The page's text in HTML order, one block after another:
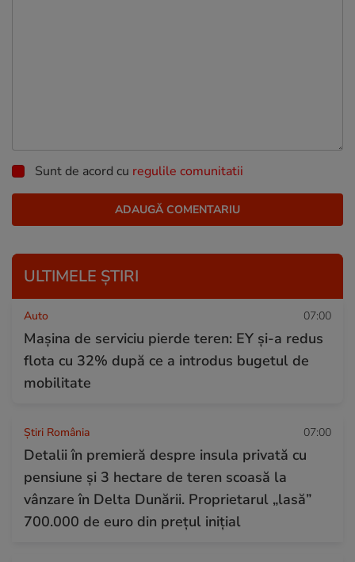
Sunt de acord cu regulile comunitatii
ULTIMELE ȘTIRI
Auto 07:00
Mașina de serviciu pierde teren: EY și-a redus
flota cu 32% după ce a introdus bugetul de
mobilitate
Știri România 07:00
Detalii în premieră despre insula privată cu
pensiune și 3 hectare de teren scoasă la
vânzare în Delta Dunării. Proprietarul „lasă”
700.000 de euro din prețul inițial